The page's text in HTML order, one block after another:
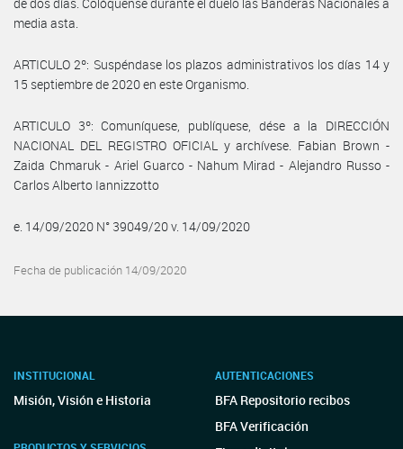
media asta.
ARTICULO 2º: Suspéndase los plazos administrativos los días 14 y
15 septiembre de 2020 en este Organismo.
ARTICULO 3º: Comuníquese, publíquese, dése a la DIRECCIÓN
NACIONAL DEL REGISTRO OFICIAL y archívese. Fabian Brown -
Zaida Chmaruk - Ariel Guarco - Nahum Mirad - Alejandro Russo -
Carlos Alberto Iannizzotto
e. 14/09/2020 N° 39049/20 v. 14/09/2020
Fecha de publicación 14/09/2020
INSTITUCIONAL
Misión, Visión e Historia
AUTENTICACIONES
BFA Repositorio recibos
BFA Verificación